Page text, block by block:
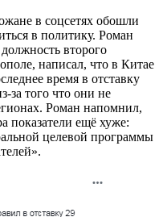
в соцсетях обошли
в политику. Роман
второго
написал, что в Китае
время в отставку
за того что они не
Роман напомнил,
показатели ещё хуже:
целевой программы